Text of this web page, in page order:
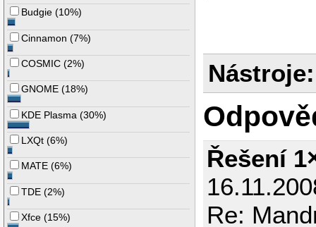
Budgie (10%)
Cinnamon (7%)
COSMIC (2%)
GNOME (18%)
KDE Plasma (30%)
LXQt (6%)
MATE (6%)
TDE (2%)
Xfce (15%)
Nástroje:
Řešení
Re: